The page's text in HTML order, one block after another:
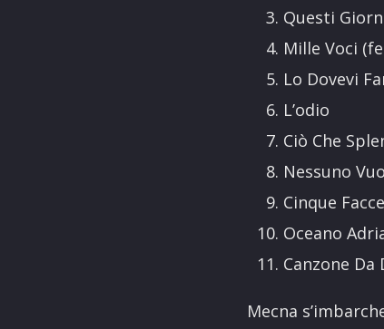
Questi
Mille Voci
Lo Dovevi
L’odio
Ciò Che
Nessuno
Cinque
Oceano
Canzone Da
Mecna